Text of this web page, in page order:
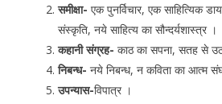
समीक्षा- एक पुनर्विचार, एक साहित्यिक
संस्कृति, नये साहित्य का सौन्दर्यशास्त्र ।
कहानी संग्रह- काठ का सपना, सतह से
निबन्ध- नये निबन्ध, न कविता का आत्म
उपन्यास-विपात्र ।